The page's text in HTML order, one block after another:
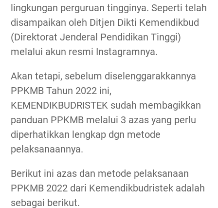
lingkungan perguruan tingginya. Seperti telah
disampaikan oleh Ditjen Dikti Kemendikbud
(Direktorat Jenderal Pendidikan Tinggi)
melalui akun resmi Instagramnya.
Akan tetapi, sebelum diselenggarakkannya
PPKMB Tahun 2022 ini,
KEMENDIKBUDRISTEK sudah membagikkan
panduan PPKMB melalui 3 azas yang perlu
diperhatikkan lengkap dgn metode
pelaksanaannya.
Berikut ini azas dan metode pelaksanaan
PPKMB 2022 dari Kemendikbudristek adalah
sebagai berikut.